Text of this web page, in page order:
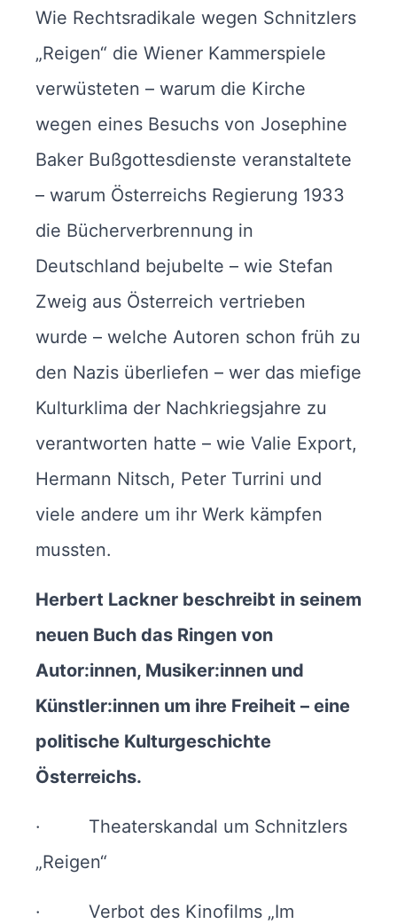
Wie Rechtsradikale wegen Schnitzlers
„Reigen“ die Wiener Kammerspiele
verwüsteten – warum die Kirche
wegen eines Besuchs von Josephine
Baker Bußgottesdienste veranstaltete
– warum Österreichs Regierung 1933
die Bücherverbrennung in
Deutschland bejubelte – wie Stefan
Zweig aus Österreich vertrieben
wurde – welche Autoren schon früh zu
den Nazis überliefen – wer das miefige
Kulturklima der Nachkriegsjahre zu
verantworten hatte – wie Valie Export,
Hermann Nitsch, Peter Turrini und
viele andere um ihr Werk kämpfen
mussten.
Herbert Lackner beschreibt in seinem
neuen Buch das Ringen von
Autor:innen, Musiker:innen und
Künstler:innen um ihre Freiheit – eine
politische Kulturgeschichte
Österreichs.
· Theaterskandal um Schnitzlers
„Reigen“
· Verbot des Kinofilms „Im